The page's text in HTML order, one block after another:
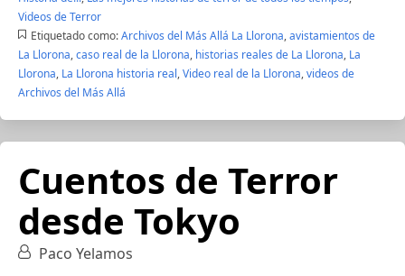
Videos de Terror
Etiquetado como: Archivos del Más Allá La Llorona,avistamientos de
La Llorona,caso real de la Llorona, historias reales de La Llorona, La
Llorona, La Llorona historia real,Video real de la Llorona,videos de
Archivos del Más Allá
Cuentos de Terror
desde Tokyo
Paco Yelamos